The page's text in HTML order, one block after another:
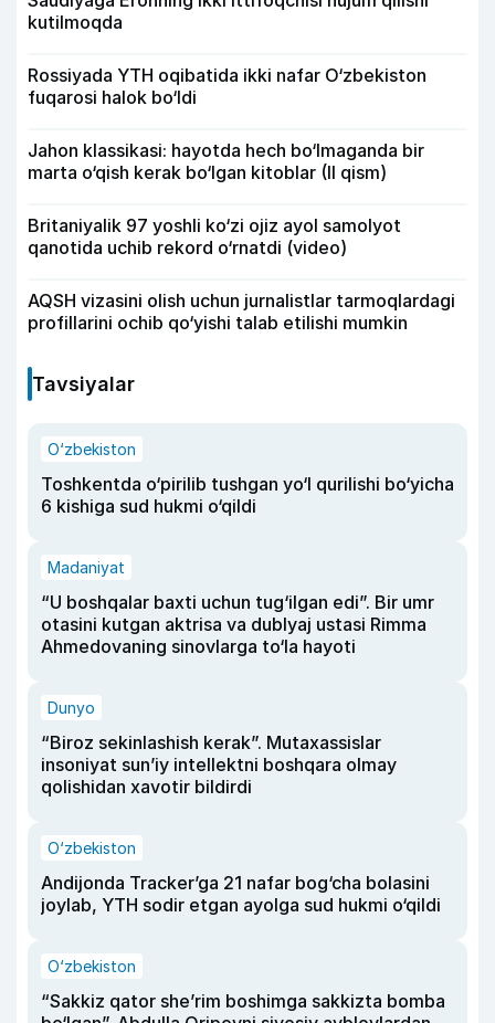
kutilmoqda
Rossiyada YTH oqibatida ikki nafar O‘zbekiston
fuqarosi halok bo‘ldi
Jahon klassikasi: hayotda hech bo‘lmaganda bir
marta o‘qish kerak bo‘lgan kitoblar (II qism)
Britaniyalik 97 yoshli ko‘zi ojiz ayol samolyot
qanotida uchib rekord o‘rnatdi (video)
AQSH vizasini olish uchun jurnalistlar tarmoqlardagi
profillarini ochib qo‘yishi talab etilishi mumkin
Tavsiyalar
O‘zbekiston
Toshkentda o‘pirilib tushgan yo‘l qurilishi bo‘yicha
6 kishiga sud hukmi o‘qildi
Madaniyat
“U boshqalar baxti uchun tug‘ilgan edi”. Bir umr
otasini kutgan aktrisa va dublyaj ustasi Rimma
Ahmedovaning sinovlarga to‘la hayoti
Dunyo
“Biroz sekinlashish kerak”. Mutaxassislar
insoniyat sun’iy intellektni boshqara olmay
qolishidan xavotir bildirdi
O‘zbekiston
Andijonda Tracker’ga 21 nafar bog‘cha bolasini
joylab, YTH sodir etgan ayolga sud hukmi o‘qildi
O‘zbekiston
“Sakkiz qator she’rim boshimga sakkizta bomba